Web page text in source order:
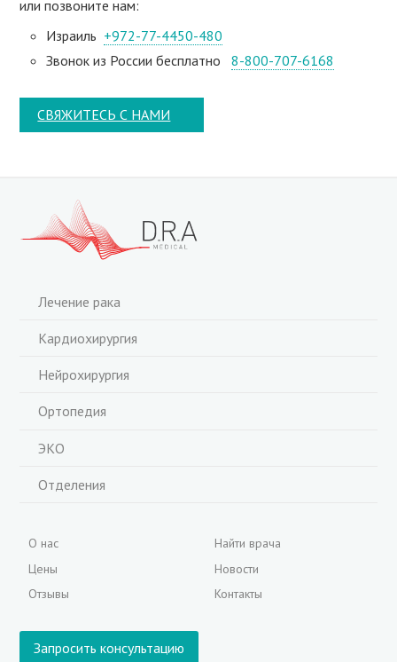
или позвоните нам:
Израиль +972-77-4450-480
Звонок из России бесплатно8-800-707-6168
СВЯЖИТЕСЬ С НАМИ
Лечение рака
Кардиохирургия
Нейрохирургия
Ортопедия
ЭКО
Отделения
О нас
Цены
Отзывы
Найти врача
Новости
Контакты
Запросить консультацию